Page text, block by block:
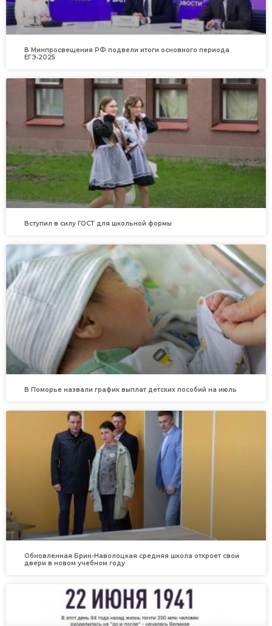
В Минпросвещения РФ подвели итоги основного периода
ЕГЭ‑2025
Вступил в силу ГОСТ для школьной формы
В Поморье назвали график выплат детских пособий на июль
Обновленная Брин-Наволоцкая средняя школа откроет свои
двери в новом учебном году